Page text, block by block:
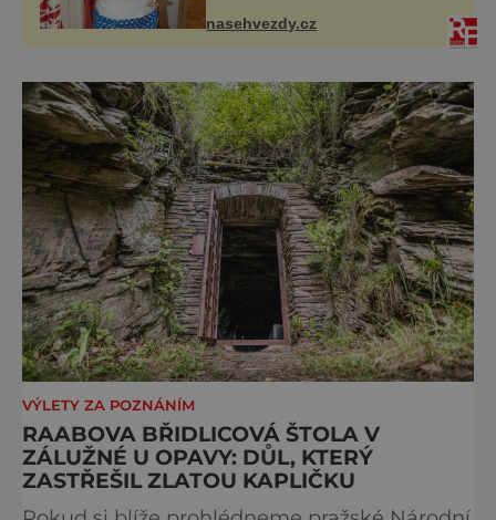
nasehvezdy.cz
VÝLETY ZA POZNÁNÍM
RAABOVA BŘIDLICOVÁ ŠTOLA V
ZÁLUŽNÉ U OPAVY: DŮL, KTERÝ
ZASTŘEŠIL ZLATOU KAPLIČKU